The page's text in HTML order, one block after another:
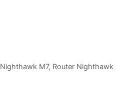
Nighthawk M7, Router Nighthawk